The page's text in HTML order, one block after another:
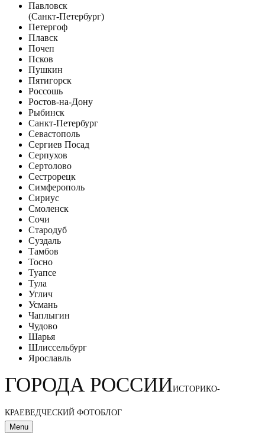
Павловск
(Санкт-Петербург)
Петергоф
Плавск
Почеп
Псков
Пушкин
Пятигорск
Россошь
Ростов-на-Дону
Рыбинск
Санкт-Петербург
Севастополь
Сергиев Посад
Серпухов
Сертолово
Сестрорецк
Симферополь
Сириус
Смоленск
Сочи
Стародуб
Суздаль
Тамбов
Тосно
Туапсе
Тула
Углич
Усмань
Чаплыгин
Чудово
Шарья
Шлиссельбург
Ярославль
ГОРОДА РОССИИИСТОРИКО-
КРАЕВЕДЧЕСКИЙ ФОТОБЛОГ
Menu